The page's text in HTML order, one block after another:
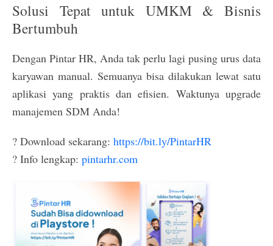
Solusi Tepat untuk UMKM & Bisnis
Bertumbuh
Dengan Pintar HR, Anda tak perlu lagi pusing urus data
karyawan manual. Semuanya bisa dilakukan lewat satu
aplikasi yang praktis dan efisien. Waktunya upgrade
manajemen SDM Anda!
? Download sekarang: https://bit.ly/PintarHR
? Info lengkap: pintarhr.com